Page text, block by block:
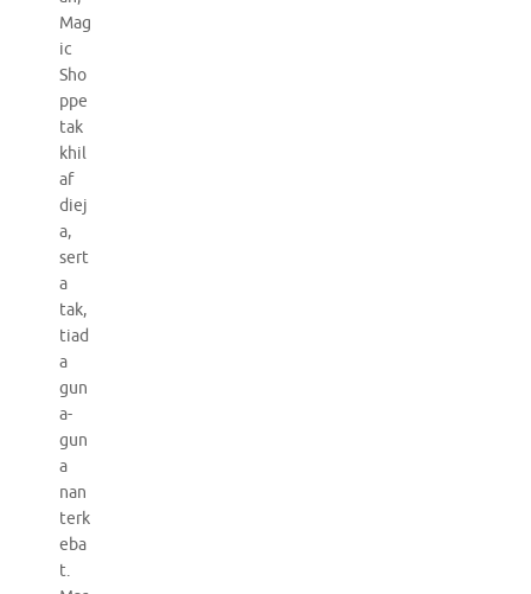
Mag
ic
Sho
ppe
tak
khil
af
diej
a,
sert
a
tak,
tiad
a
gun
a-
gun
a
nan
terk
eba
t.